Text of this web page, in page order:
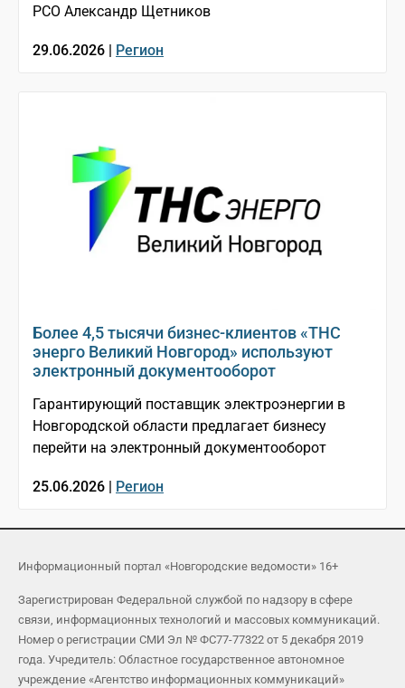
РСО Александр Щетников
29.06.2026 | Регион
Более 4,5 тысячи бизнес-клиентов «ТНС
энерго Великий Новгород» используют
электронный документооборот
Гарантирующий поставщик электроэнергии в
Новгородской области предлагает бизнесу
перейти на электронный документооборот
25.06.2026 | Регион
Информационный портал «Новгородские ведомости» 16+
Зарегистрирован Федеральной службой по надзору в сфере
связи, информационных технологий и массовых коммуникаций.
Номер о регистрации СМИ Эл № ФС77-77322 от 5 декабря 2019
года. Учредитель: Областное государственное автономное
учреждение «Агентство информационных коммуникаций»